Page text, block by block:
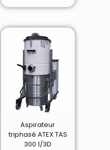
Aspirateur
triphasé ATEX TAS
300 1/3D